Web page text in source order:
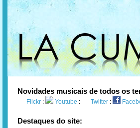
Novidades musicais de todos os
Flickr : Youtube : Twitter :
Destaques do site: